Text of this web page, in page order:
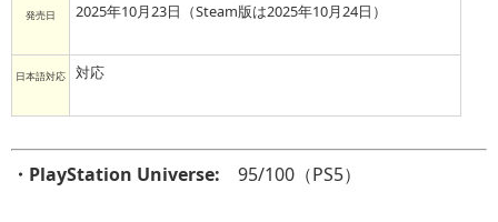
発売日 2025年10月23日（Steam版は2025年10月24日）
日本語対応 対応
・PlayStation Universe: 95/100（PS5）